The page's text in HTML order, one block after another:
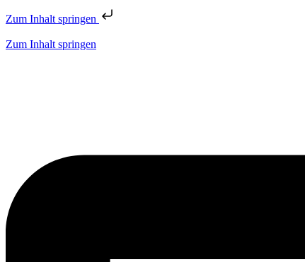
Zum Inhalt springen
Zum Inhalt springen